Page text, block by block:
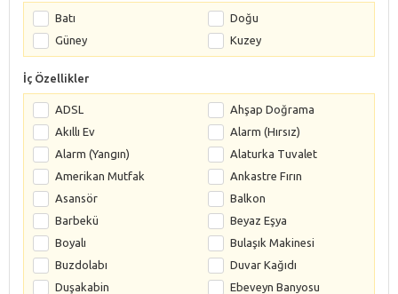
Batı
Doğu
Güney
Kuzey
İç Özellikler
ADSL
Ahşap Doğrama
Akıllı Ev
Alarm (Hırsız)
Alarm (Yangın)
Alaturka Tuvalet
Amerikan Mutfak
Ankastre Fırın
Asansör
Balkon
Barbekü
Beyaz Eşya
Boyalı
Bulaşık Makinesi
Buzdolabı
Duvar Kağıdı
Duşakabin
Ebeveyn Banyosu